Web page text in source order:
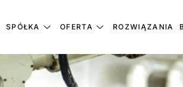
SPÓŁKA OFERTA ROZWIĄZANIA